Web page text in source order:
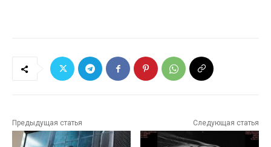
Предыдущая статья Следующая статья